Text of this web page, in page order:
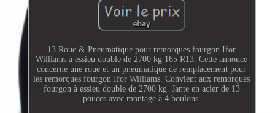
13 Roue & Pneumatique pour remorques fourgon Ifor
Williams à essieu double de 2700 kg 165 R13. Cette annonce
concerne une roue et un pneumatique de remplacement pour
les remorques fourgon Ifor Williams. Convient aux remorques
fourgon à essieu double de 2700 kg. Jante en acier de 13
pouces avec montage à 4 boulons.